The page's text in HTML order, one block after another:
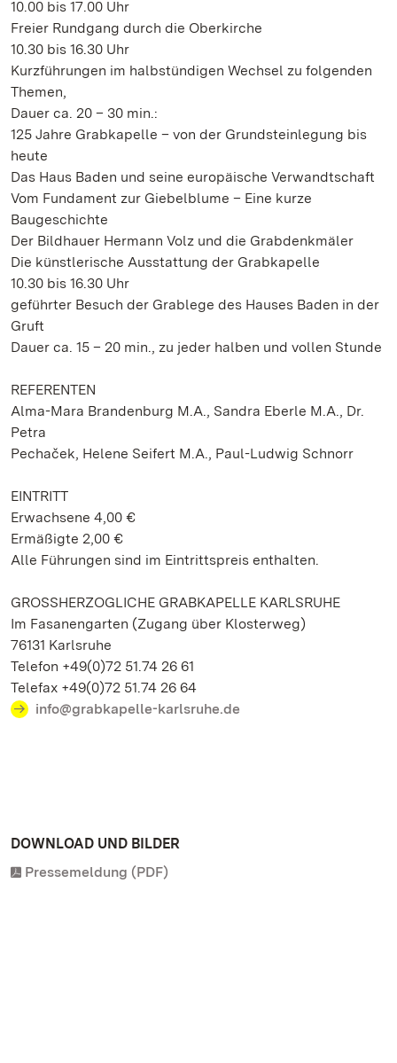
10.00 bis 17.00 Uhr
Freier Rundgang durch die Oberkirche
10.30 bis 16.30 Uhr
Kurzführungen im halbstündigen Wechsel zu folgenden
Themen,
Dauer ca. 20 – 30 min.:
125 Jahre Grabkapelle – von der Grundsteinlegung bis
heute
Das Haus Baden und seine europäische Verwandtschaft
Vom Fundament zur Giebelblume – Eine kurze
Baugeschichte
Der Bildhauer Hermann Volz und die Grabdenkmäler
Die künstlerische Ausstattung der Grabkapelle
10.30 bis 16.30 Uhr
geführter Besuch der Grablege des Hauses Baden in der
Gruft
Dauer ca. 15 – 20 min., zu jeder halben und vollen Stunde
REFERENTEN
Alma-Mara Brandenburg M.A., Sandra Eberle M.A., Dr.
Petra
Pechaček, Helene Seifert M.A., Paul-Ludwig Schnorr
EINTRITT
Erwachsene 4,00 €
Ermäßigte 2,00 €
Alle Führungen sind im Eintrittspreis enthalten.
GROSSHERZOGLICHE GRABKAPELLE KARLSRUHE
Im Fasanengarten (Zugang über Klosterweg)
76131 Karlsruhe
Telefon +49(0)72 51.74 26 61
Telefax +49(0)72 51.74 26 64
info@grabkapelle-karlsruhe.de
DOWNLOAD UND BILDER
Pressemeldung (PDF)